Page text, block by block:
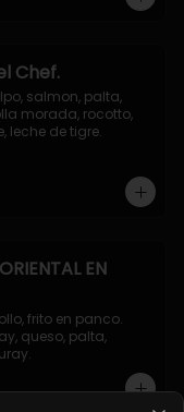
Chef.
salmon, palta,
morada, rocotto,
leche de tigre.
EN
frito en panco.
queso, palta,